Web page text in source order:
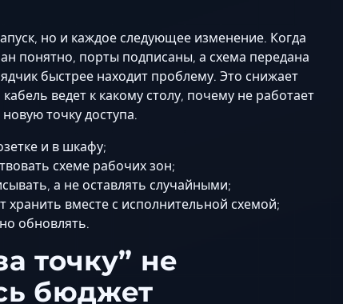
но и каждое следующее изменение. Когда
понятно, порты подписаны, а схема передана
быстрее находит проблему. Это снижает
ведет к какому столу, почему не работает
точку доступа.
и в шкафу;
схеме рабочих зон;
а не оставлять случайными;
хранить вместе с исполнительной схемой;
обновлять.
точку” не
бюджет